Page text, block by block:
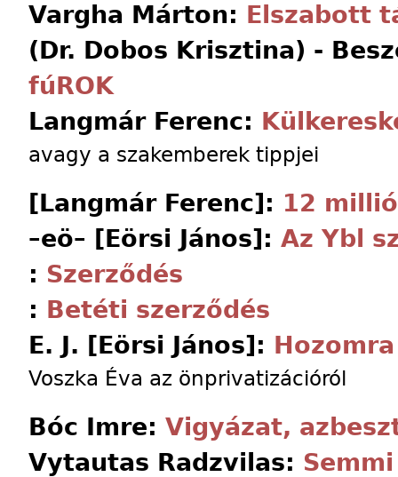
Vargha Márton: Elszabott
(Dr. Dobos Krisztina) -
fúROK
Langmár Ferenc:
avagy a szakemberek tippjei
[Langmár Ferenc]: 12
–eö– [Eörsi János]: Az Ybl
: Szerződés
: Betéti szerződés
E. J. [Eörsi János]:
Voszka Éva az önprivatizációról
Bóc Imre: Vigyázat,
Vytautas Radzvilas: